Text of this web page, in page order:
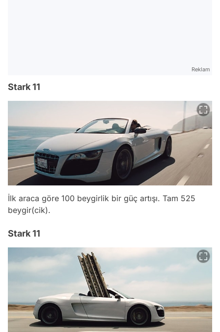
Reklam
Stark 11
İlk araca göre 100 beygirlik bir güç artışı. Tam 525
beygir(cik).
Stark 11